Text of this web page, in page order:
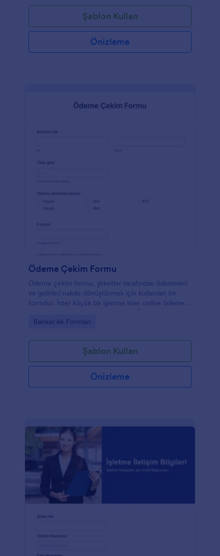
Şablon Kullan
Önizleme
Ödeme Çekim Formu
Ödeme çekim formu, şirketler tarafından ödemeleri
ve gelirleri nakde dönüştürmek için kullanılan bir
formdur. İster küçük bir işletme ister online ödeme
kabul eden bir şirket olun, ücretsiz Ödeme Çekim
Formumuzla ödeme tahsilat sürecinizi kolaylaştırın!
yerleştirin ve yanıtların otomatik olarak Jotform
hesabınıza gönderilmesini seyredin.Başlığı
düzenleyerek, form alanlarını değiştirerek veya
logonuzu ya da fotoğraflarınızı ekleyerek bu Ödeme
Çekim Formunun sizi yansıtmasını sağlayın. Yanıtları
ekibimiz soruları yanıtlamak, formu tercihlerinize
göre özelleştirmenize yardımcı olmak veya sadece
yardım etmek için hazır! Ödemeleri toplamak ve
nakit akışınızı herhangi bir cihazdan yönetmek için
ücretsiz bir Ödeme Çekim Formu oluşturun.
Go to Category:
Bankacılık Formları
Şablon Kullan
Önizleme